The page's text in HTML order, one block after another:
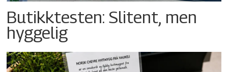
Butikktesten: Slitent, men
hyggelig